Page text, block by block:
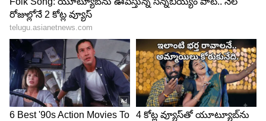
salt
మీరు అకస్మాత్తుగా ఒక వారం పాటు ఉప్పు తినకపోతే,
రక్తంలో సోడియం స్థాయిలు పడిపోతాయి. దీని కారణంగా,